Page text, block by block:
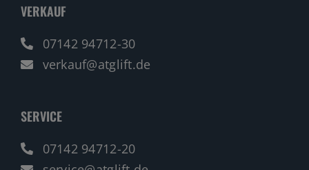
07142 94712-30
07142 94712-20